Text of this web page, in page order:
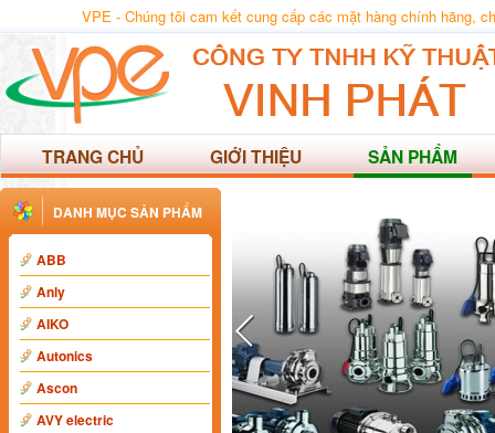
VPE - Chúng tôi cam kết cung cấp các mặt hàng chính hãng,
TRANG CHỦ GIỚI THIỆU SẢN PHẨM
DANH MỤC SẢN PHẨM
ABB
Anly
AIKO
Autonics
Ascon
AVY electric